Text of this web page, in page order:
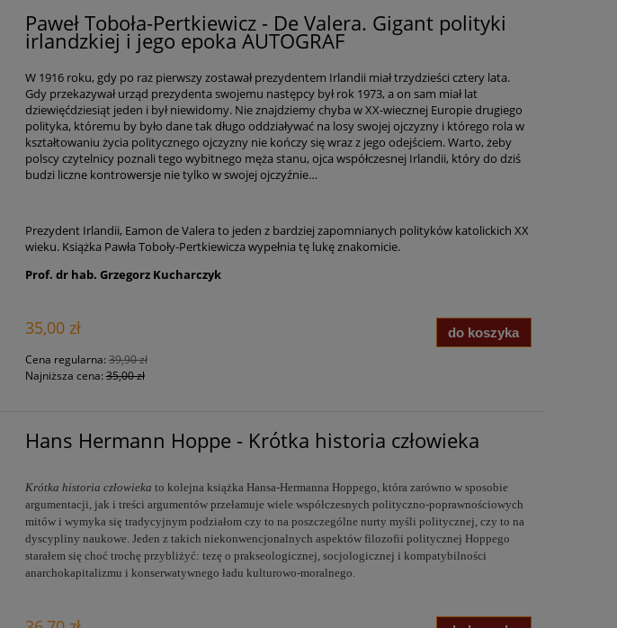
Paweł Toboła-Pertkiewicz - De Valera. Gigant polityki
irlandzkiej i jego epoka AUTOGRAF
W 1916 roku, gdy po raz pierwszy zostawał prezydentem Irlandii miał trzydzieści cztery lata.
Gdy przekazywał urząd prezydenta swojemu następcy był rok 1973, a on sam miał lat
dziewięćdziesiąt jeden i był niewidomy. Nie znajdziemy chyba w XX-wiecznej Europie drugiego
polityka, któremu by było dane tak długo oddziaływać na losy swojej ojczyzny i którego rola w
kształtowaniu życia politycznego ojczyzny nie kończy się wraz z jego odejściem. Warto, żeby
polscy czytelnicy poznali tego wybitnego męża stanu, ojca współczesnej Irlandii, który do dziś
budzi liczne kontrowersje nie tylko w swojej ojczyźnie…
Prezydent Irlandii, Eamon de Valera to jeden z bardziej zapomnianych polityków katolickich XX
wieku. Książka Pawła Toboły-Pertkiewicza wypełnia tę lukę znakomicie.
Prof. dr hab. Grzegorz Kucharczyk
35,00 zł
Cena regularna: 39,90 zł
Najniższa cena:35,00 zł
do koszyka
Hans Hermann Hoppe - Krótka historia człowieka
Krótka historia człowieka to kolejna książka Hansa-Hermanna Hoppego, która zarówno w sposobie
argumentacji, jak i treści argumentów przełamuje wiele współczesnych polityczno-poprawnościowych
mitów i wymyka się tradycyjnym podziałom czy to na poszczególne nurty myśli politycznej, czy to na
dyscypliny naukowe. Jeden z takich niekonwencjonalnych aspektów filozofii politycznej Hoppego
starałem się choć trochę przybliżyć: tezę o prakseologicznej, socjologicznej i kompatybilności
anarchokapitalizmu i konserwatywnego ładu kulturowo-moralnego.